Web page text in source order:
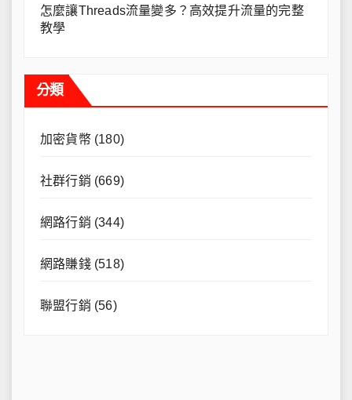
怎麼讓Threads流量變多？高效提升流量的完整
教學
分類
加密貨幣(180)
社群行銷 (669)
網路行銷 (344)
網路賺錢(518)
聯盟行銷 (56)